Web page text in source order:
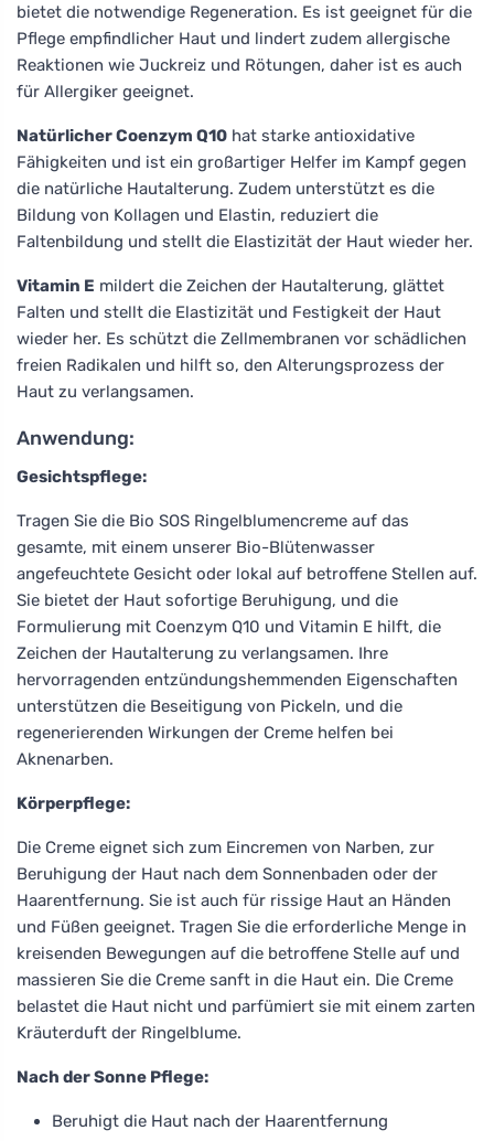
bietet die notwendige Regeneration. Es ist geeignet für die
Pflege empfindlicher Haut und lindert zudem allergische
Reaktionen wie Juckreiz und Rötungen, daher ist es auch
für Allergiker geeignet.
Natürlicher Coenzym Q10 hat starke antioxidative
Fähigkeiten und ist ein großartiger Helfer im Kampf gegen
die natürliche Hautalterung. Zudem unterstützt es die
Bildung von Kollagen und Elastin, reduziert die
Faltenbildung und stellt die Elastizität der Haut wieder her.
Vitamin E mildert die Zeichen der Hautalterung, glättet
Falten und stellt die Elastizität und Festigkeit der Haut
wieder her. Es schützt die Zellmembranen vor schädlichen
freien Radikalen und hilft so, den Alterungsprozess der
Haut zu verlangsamen.
Anwendung:
Gesichtspflege:
Tragen Sie die Bio SOS Ringelblumencreme auf das
gesamte, mit einem unserer Bio-Blütenwasser
angefeuchtete Gesicht oder lokal auf betroffene Stellen auf.
Sie bietet der Haut sofortige Beruhigung, und die
Formulierung mit Coenzym Q10 und Vitamin E hilft, die
Zeichen der Hautalterung zu verlangsamen. Ihre
hervorragenden entzündungshemmenden Eigenschaften
unterstützen die Beseitigung von Pickeln, und die
regenerierenden Wirkungen der Creme helfen bei
Aknenarben.
Körperpflege:
Die Creme eignet sich zum Eincremen von Narben, zur
Beruhigung der Haut nach dem Sonnenbaden oder der
Haarentfernung. Sie ist auch für rissige Haut an Händen
und Füßen geeignet. Tragen Sie die erforderliche Menge in
kreisenden Bewegungen auf die betroffene Stelle auf und
massieren Sie die Creme sanft in die Haut ein. Die Creme
belastet die Haut nicht und parfümiert sie mit einem zarten
Kräuterduft der Ringelblume.
Nach der Sonne Pflege:
Beruhigt die Haut nach der Haarentfernung